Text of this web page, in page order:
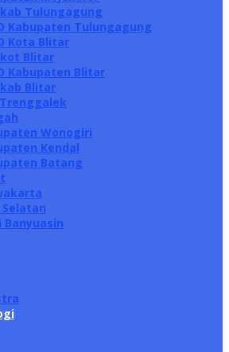
Tulungagung
Kabupaten Tulungagung
Kota Blitar
Blitar
Kabupaten Blitar
Blitar
Wonogiri
Kendal
Batang
Banyuasin